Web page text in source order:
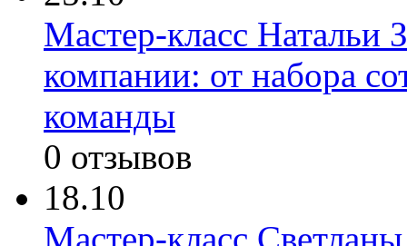
Мастер-класс Натальи
компании: от набора
команды
0 отзывов
18.10